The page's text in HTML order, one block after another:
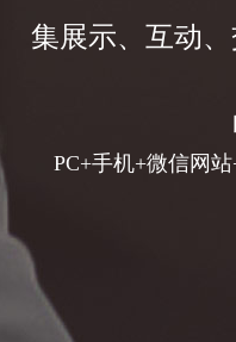
集展示、互动
PC+手机+微信网